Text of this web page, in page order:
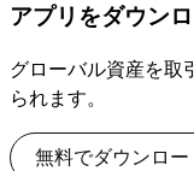
アプリをダウン
グローバル資産を取
られます。
無料でダウンロー